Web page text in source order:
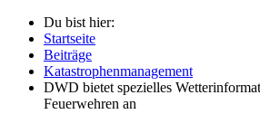
Du bist hier:
Startseite
Beiträge
Katastrophenmanagement
DWD bietet spezielles
Feuerwehren an